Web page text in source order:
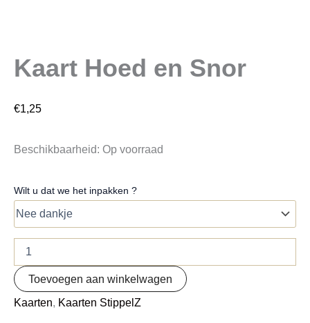
Kaart Hoed en Snor
€1,25
Beschikbaarheid: Op voorraad
Wilt u dat we het inpakken ?
Toevoegen aan winkelwagen
Kaarten, Kaarten StippelZ